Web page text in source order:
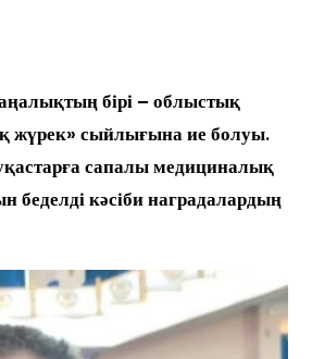
бірі – облыстық
жүрек» сыйлығына ие болуы.
сапалы медициналық
беделді кәсіби наградалардың